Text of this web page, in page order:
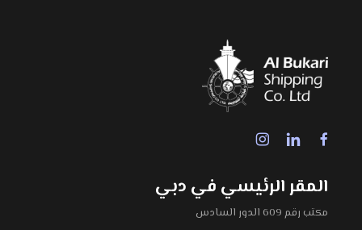
المقر الرئيسي في دبي
مكتب رقم 609 الدور السادس